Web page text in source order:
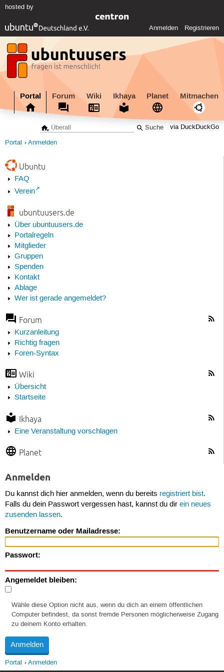
hosted by
Anmelden Registrieren
Portal Forum Wiki Ikhaya Planet Mitmachen
via DuckDuckGo
Portal Anmelden
Ubuntu
FAQ
Verein
ubuntuusers.de
Über ubuntuusers.de
Portalregeln
Mitglieder
Gruppen
Spenden
Kontakt
Ablage
Wer ist gerade angemeldet?
Forum
Kurzanleitung
Richtig fragen
Foren-Syntax
Wiki
Übersicht
Startseite
Ikhaya
Eine Veranstaltung vorschlagen
Planet
Anmelden
Du kannst dich hier anmelden, wenn du bereits registriert bist.
Falls du dein Passwort vergessen hast, kannst du dir ein neues
zusenden lassen.
Benutzername oder Mailadresse:
Passwort:
Angemeldet bleiben:
Wähle diese Option nicht aus, wenn du dich an einem öffentlichen
Computer befindest, da sonst fremde Personen möglicherweise Zugang
zu deinem Konto erhalten.
Portal Anmelden